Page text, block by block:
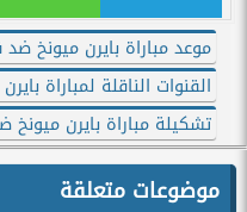
موعد مباراة بايرن ميونخ ضد
القنوات الناقلة لمباراة
تشكيلة مباراة بايرن ميونخ
موضوعات متعلقة